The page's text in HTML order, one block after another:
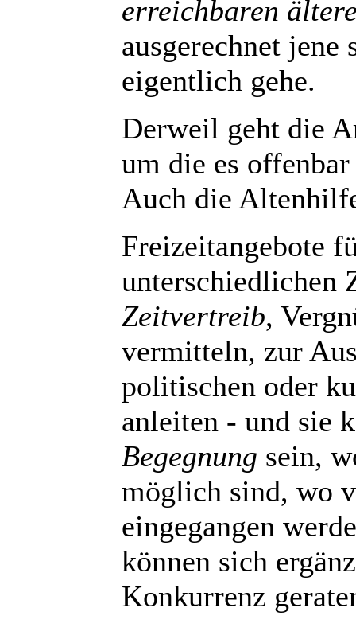
erreichbaren
ausgerechnet jene
eigentlich gehe.
Derweil geht die
um die es
Auch die
Freizeitangebote
unterschiedlichen
Zeitvertreib,
vermitteln, zur
politischen oder
anleiten - und sie
Begegnung sein,
möglich sind, wo
eingegangen
können sich
Konkurrenz